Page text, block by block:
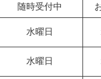
随時受付中
水曜日
水曜日